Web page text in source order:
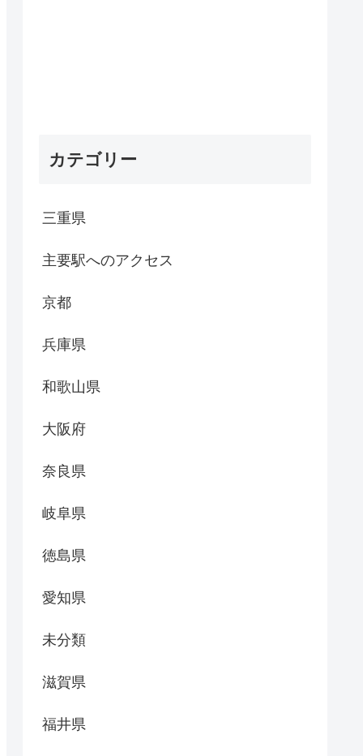
カテゴリー
三重県
主要駅へのアクセス
京都
兵庫県
和歌山県
大阪府
奈良県
岐阜県
徳島県
愛知県
未分類
滋賀県
福井県